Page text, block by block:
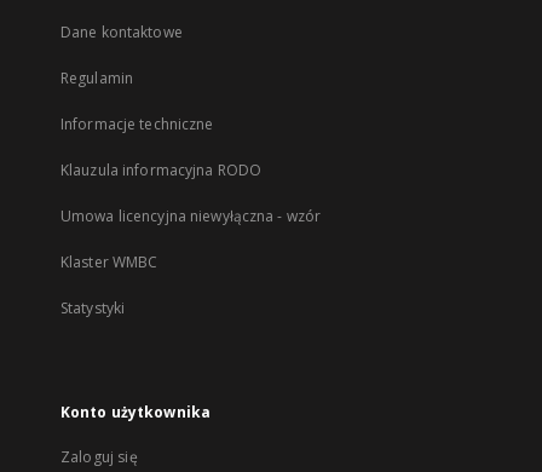
Dane kontaktowe
Regulamin
Informacje techniczne
Klauzula informacyjna RODO
Umowa licencyjna niewyłączna - wzór
Klaster WMBC
Statystyki
Konto użytkownika
Zaloguj się